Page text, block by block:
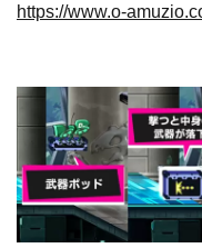
https://www.o-